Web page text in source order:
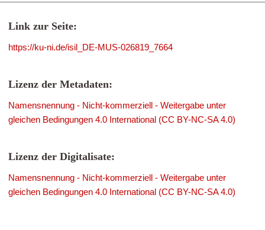
Link zur Seite:
https://ku-ni.de/isil_DE-MUS-026819_7664
Lizenz der Metadaten:
Namensnennung - Nicht-kommerziell - Weitergabe unter
gleichen Bedingungen 4.0 International (CC BY-NC-SA 4.0)
Lizenz der Digitalisate:
Namensnennung - Nicht-kommerziell - Weitergabe unter
gleichen Bedingungen 4.0 International (CC BY-NC-SA 4.0)